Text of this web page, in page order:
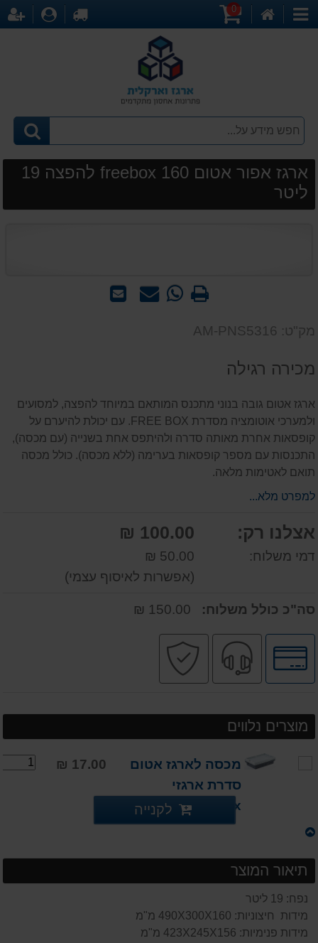
קטגוריות
0
לקופה
ארגז אפור אטום freebox 160 להפצה 19
ליטר
שלח
שאל WhatsApp
אותנו
מק"ט: AM-PNS5316
מכירה רגילה
ארגז אטום גובה בנוני מתכנס המותאם במיוחד להפצה, למסועים
ולמערכי אוטומציה מסדרת FREE BOX. עם יכולת להיערם על
קופסאות אחרת מאותה סדרה ולהיתפס אחת בשנייה (עם מכסה),
התכנסות עם מספר קופסאות בערימה (ללא מכסה). כולל מכסה
תואם לאטימות מלאה.
למפרט מלא...
אצלנו רק: 100.00 ₪
דמי משלוח:
50.00 ₪
(אפשרות לאיסוף עצמי)
סה"כ כולל משלוח:
לחץ
לאפשרויות
תשלומים
שירות
מקצועי
מוצרים נלווים
מכסה לארגז אטום
סדרת ארגזי
freebox
17.00 ₪
לקנייה
תיאור המוצר
נפח: 19 ליטר
מידות חיצוניות: 490X300X160 מ"מ
מידות פנימיות: 423X245X156 מ"מ